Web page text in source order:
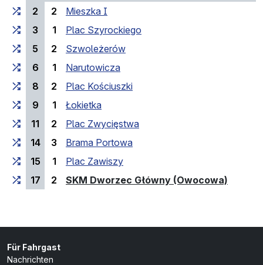
2
2
Mieszka I
3
1
Plac Szyrockiego
5
2
Szwoleżerów
6
1
Narutowicza
8
2
Plac Kościuszki
9
1
Łokietka
11
2
Plac Zwycięstwa
14
3
Brama Portowa
15
1
Plac Zawiszy
17
2 SKM Dworzec Główny (Owocowa)
Für Fahrgast
Nachrichten